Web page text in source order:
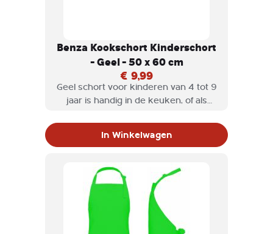
Benza Kookschort Kinderschort
- Geel - 50 x 60 cm
€ 9,99
Geel schort voor kinderen van 4 tot 9
jaar is handig in de keuken, of als
niet alleen stijlvol, maar ook heel
verstelbaar.
In Winkelwagen